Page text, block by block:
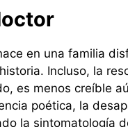
en una familia
Incluso, la
es menos creíble
poética, la
la sintomatología